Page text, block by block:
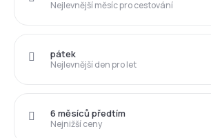
Nejlevnější měsíc pro cestování
Nejlevnější den pro let
pátek
Nejnižší ceny
6 měsíců předtím